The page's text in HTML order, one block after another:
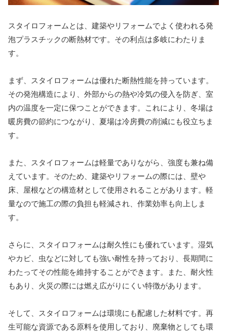
スタイロフォームとは、建築やリフォームでよく使われる発
泡プラスチックの断熱材です。その利点は多岐にわたりま
す。
まず、スタイロフォームは優れた断熱性能を持っています。
その発泡構造により、外部からの熱や冷気の侵入を防ぎ、室
内の温度を一定に保つことができます。これにより、冬場は
暖房費の節約につながり、夏場は冷房費の削減にも役立ちま
す。
また、スタイロフォームは軽量でありながら、強度も兼ね備
えています。そのため、建築やリフォームの際には、壁や
床、屋根などの構造材として使用されることがあります。軽
量なので施工の際の負担も軽減され、作業効率も向上しま
す。
さらに、スタイロフォームは耐久性にも優れています。湿気
やカビ、虫などに対しても強い耐性を持っており、長期間に
わたってその性能を維持することができます。また、耐火性
もあり、火災の際には燃え広がりにくい特徴があります。
そして、スタイロフォームは環境にも配慮した材料です。再
生可能な資源である原料を使用しており、廃棄物としても環